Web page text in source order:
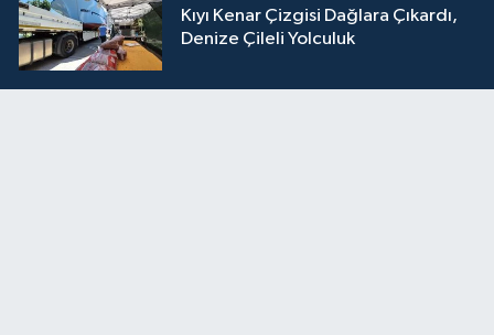
Kıyı Kenar Çizgisi Dağlara Çıkardı,
Denize Çileli Yolculuk